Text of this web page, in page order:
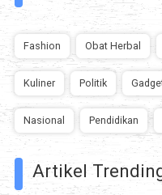
Fashion Obat Herbal
Kuliner Politik
Nasional Pendidikan
Artikel